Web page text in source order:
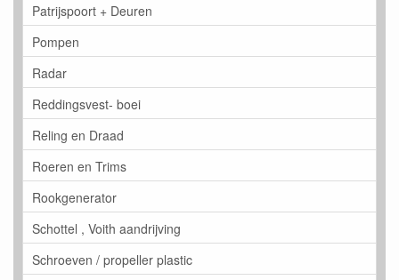
Patrijspoort + Deuren
Pompen
Radar
Reddingsvest- boei
Reling en Draad
Roeren en Trims
Rookgenerator
Schottel , Voith aandrijving
Schroeven / propeller plastic